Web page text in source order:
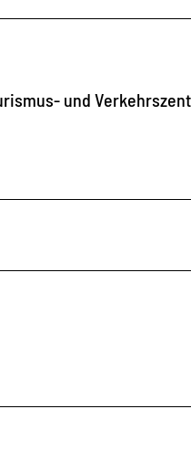
und